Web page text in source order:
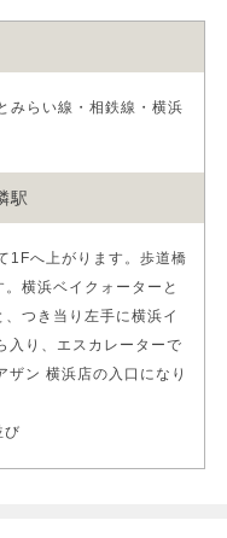
みらい線・相鉄線・横浜
駅
1Fへ上がります。歩道橋
横浜ベイクォーターと
つき当り左手に横浜イ
入り、エスカレーターで
ザン 横浜店の入口になり
び